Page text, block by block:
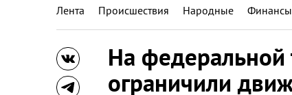
Лента Происшествия Народные Финансы
На федеральной
ограничили